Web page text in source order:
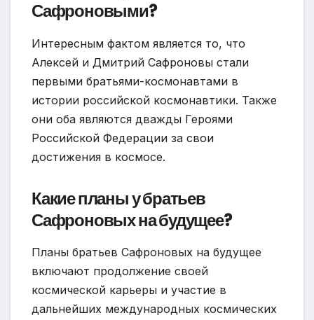
Сафроновыми?
Интересным фактом является то, что
Алексей и Дмитрий Сафроновы стали
первыми братьями-космонавтами в
истории российской космонавтики. Также
они оба являются дважды Героями
Российской Федерации за свои
достижения в космосе.
Какие планы у братьев
Сафроновых на будущее?
Планы братьев Сафроновых на будущее
включают продолжение своей
космической карьеры и участие в
дальнейших международных космических